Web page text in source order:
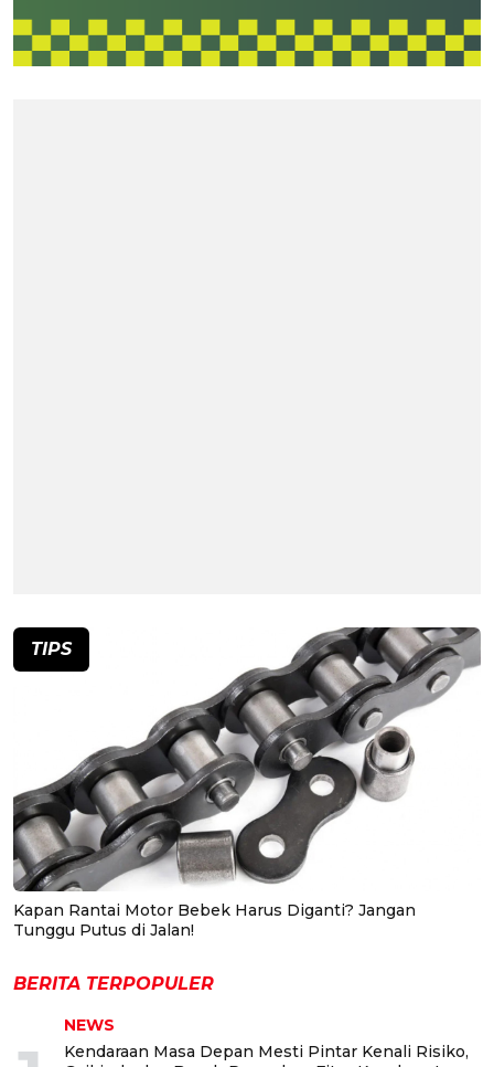
TIPS
Kapan Rantai Motor Bebek Harus Diganti? Jangan
Tunggu Putus di Jalan!
BERITA TERPOPULER
NEWS
Kendaraan Masa Depan Mesti Pintar Kenali Risiko,